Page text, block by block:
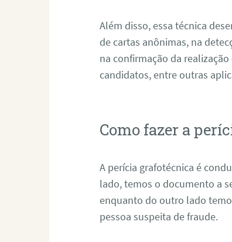
Além disso, essa técnica
de cartas anônimas, na
na confirmação da
candidatos, entre outras
Como fazer a
A perícia grafotécnica é
lado, temos o documento a
enquanto do outro lado
pessoa suspeita de fraude.